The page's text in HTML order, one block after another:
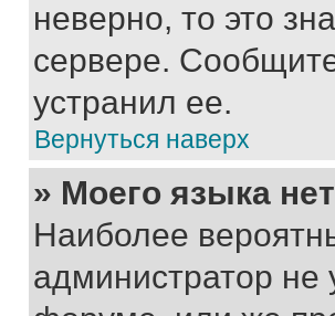
неверно, то это
сервере.
устранил ее.
Вернуться наверх
» Моего языка
Наиболее
администратор не